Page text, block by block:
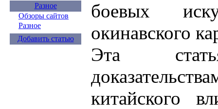
Разное
Обзоры сайтов
Разное
Добавить статью
боевых
окинавского
Эта
китайского